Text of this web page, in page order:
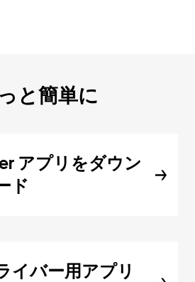
と簡単に
アプリをダウン
ド
イバー用アプリ